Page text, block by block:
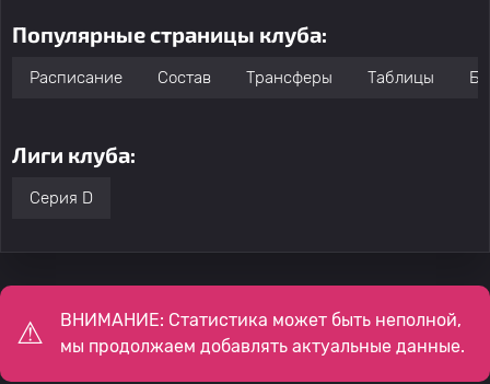
Популярные страницы клуба:
Расписание Состав Трансферы Таблицы
Лиги клуба:
Серия D
ВНИМАНИЕ: Статистика может быть неполной,
мы продолжаем добавлять актуальные данные.